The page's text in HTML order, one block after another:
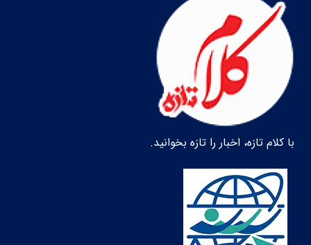
با کلام تازه، اخبار را تازه بخوانید.